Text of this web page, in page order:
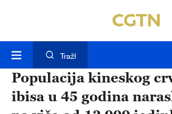
TražI
Populacija kineskog
ibisa u 45 godina